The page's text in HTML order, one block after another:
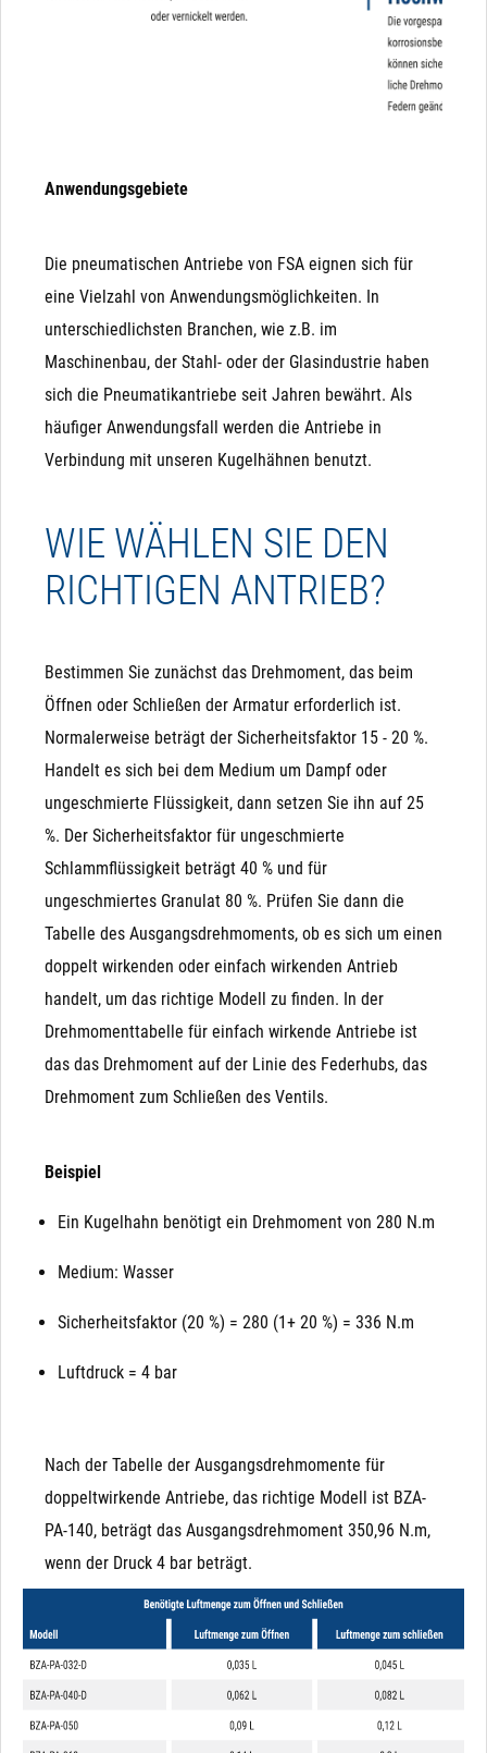
Anwendungsgebiete
Die pneumatischen Antriebe von FSA eignen sich für
eine Vielzahl von Anwendungsmöglichkeiten. In
unterschiedlichsten Branchen, wie z.B. im
Maschinenbau, der Stahl- oder der Glasindustrie haben
sich die Pneumatikantriebe seit Jahren bewährt. Als
häufiger Anwendungsfall werden die Antriebe in
Verbindung mit unseren Kugelhähnen benutzt.
WIE WÄHLEN SIE DEN
RICHTIGEN ANTRIEB?
Bestimmen Sie zunächst das Drehmoment, das beim
Öffnen oder Schließen der Armatur erforderlich ist.
Normalerweise beträgt der Sicherheitsfaktor 15 - 20 %.
Handelt es sich bei dem Medium um Dampf oder
ungeschmierte Flüssigkeit, dann setzen Sie ihn auf 25
%. Der Sicherheitsfaktor für ungeschmierte
Schlammflüssigkeit beträgt 40 % und für
ungeschmiertes Granulat 80 %. Prüfen Sie dann die
Tabelle des Ausgangsdrehmoments, ob es sich um einen
doppelt wirkenden oder einfach wirkenden Antrieb
handelt, um das richtige Modell zu finden. In der
Drehmomenttabelle für einfach wirkende Antriebe ist
das das Drehmoment auf der Linie des Federhubs, das
Drehmoment zum Schließen des Ventils.
Beispiel
Ein Kugelhahn benötigt ein Drehmoment von 280 N.m
Medium: Wasser
Sicherheitsfaktor (20 %) = 280 (1+ 20 %) = 336 N.m
Luftdruck = 4 bar
Nach der Tabelle der Ausgangsdrehmomente für
doppeltwirkende Antriebe, das richtige Modell ist BZA-
PA-140, beträgt das Ausgangsdrehmoment 350,96 N.m,
wenn der Druck 4 bar beträgt.